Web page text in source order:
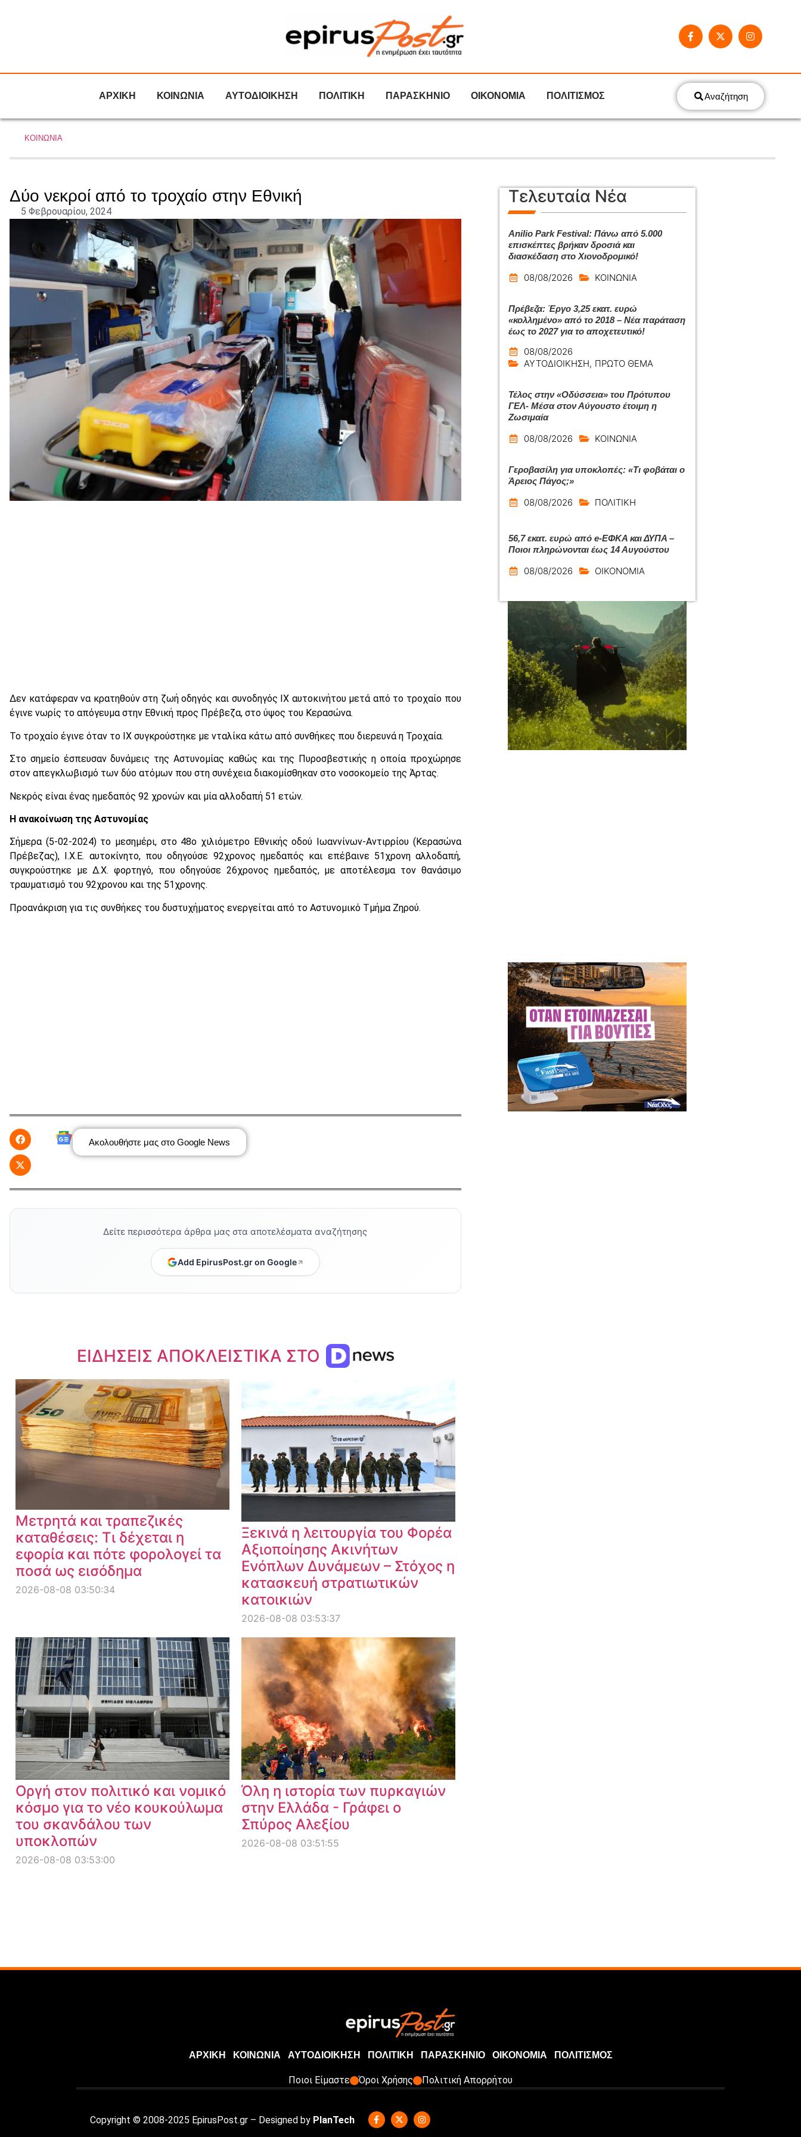
ΑΡΧΙΚΗ ΚΟΙΝΩΝΙΑ ΑΥΤΟΔΙΟΙΚΗΣΗ ΠΟΛΙΤΙΚΗ ΠΑΡΑΣΚΗΝΙΟ ΟΙΚΟΝΟΜΙΑ ΠΟΛΙΤΙΣΜΟΣ Αναζήτηση
ΚΟΙΝΩΝΙΑ
Δύο νεκροί από το τροχαίο στην Εθνική
5 Φεβρουαρίου, 2024
Δεν κατάφεραν να κρατηθούν στη ζωή οδηγός και συνοδηγός ΙΧ αυτοκινήτου μετά από το τροχαίο που
έγινε νωρίς το απόγευμα στην Εθνική προς Πρέβεζα, στο ύψος του Κερασώνα.
Το τροχαίο έγινε όταν το ΙΧ συγκρούστηκε με νταλίκα κάτω από συνθήκες που διερευνά η Τροχαία.
Στο σημείο έσπευσαν δυνάμεις της Αστυνομίας καθώς και της Πυροσβεστικής η οποία προχώρησε
στον απεγκλωβισμό των δύο ατόμων που στη συνέχεια διακομίσθηκαν στο νοσοκομείο της Άρτας.
Νεκρός είναι ένας ημεδαπός 92 χρονών και μία αλλοδαπή 51 ετών.
Η ανακοίνωση της Αστυνομίας
Σήμερα (5-02-2024) το μεσημέρι, στο 48ο χιλιόμετρο Εθνικής οδού Ιωαννίνων-Αντιρρίου (Κερασώνα
Πρέβεζας), Ι.Χ.Ε. αυτοκίνητο, που οδηγούσε 92χρονος ημεδαπός και επέβαινε 51χρονη αλλοδαπή,
συγκρούστηκε με Δ.Χ. φορτηγό, που οδηγούσε 26χρονος ημεδαπός, με αποτέλεσμα τον θανάσιμο
τραυματισμό του 92χρονου και της 51χρονης.
Προανάκριση για τις συνθήκες του δυστυχήματος ενεργείται από το Αστυνομικό Τμήμα Ζηρού.
Ακολουθήστε μας στο Google News
Δείτε περισσότερα άρθρα μας στα αποτελέσματα αναζήτησης
Add EpirusPost.gr on Google
ΕΙΔΗΣΕΙΣ ΑΠΟΚΛΕΙΣΤΙΚΑ ΣΤΟ
Dnews.gr
Μετρητά και τραπεζικές
καταθέσεις: Τι δέχεται η
εφορία και πότε φορολογεί τα
ποσά ως εισόδημα
2026-08-08 03:50:34
Ξεκινά η λειτουργία του Φορέα
Αξιοποίησης Ακινήτων
Ενόπλων Δυνάμεων – Στόχος η
κατασκευή στρατιωτικών
κατοικιών
2026-08-08 03:53:37
Οργή στον πολιτικό και νομικό
κόσμο για το νέο κουκούλωμα
του σκανδάλου των
υποκλοπών
2026-08-08 03:53:00
Όλη η ιστορία των πυρκαγιών
στην Ελλάδα - Γράφει ο
Σπύρος Αλεξίου
2026-08-08 03:51:55
Τελευταία Νέα
Anilio Park Festival: Πάνω από 5.000
επισκέπτες βρήκαν δροσιά και
διασκέδαση στο Χιονοδρομικό!
08/08/2026 ΚΟΙΝΩΝΙΑ
Πρέβεζα: Έργο 3,25 εκατ. ευρώ
«κολλημένο» από το 2018 – Νέα παράταση
έως το 2027 για το αποχετευτικό!
08/08/2026
ΑΥΤΟΔΙΟΙΚΗΣΗ, ΠΡΩΤΟ ΘΕΜΑ
Τέλος στην «Οδύσσεια» του Πρότυπου
ΓΕΛ- Μέσα στον Αύγουστο έτοιμη η
Ζωσιμαία
08/08/2026 ΚΟΙΝΩΝΙΑ
Γεροβασίλη για υποκλοπές: «Τι φοβάται ο
Άρειος Πάγος;»
08/08/2026 ΠΟΛΙΤΙΚΗ
56,7 εκατ. ευρώ από e-ΕΦΚΑ και ΔΥΠΑ –
Ποιοι πληρώνονται έως 14 Αυγούστου
08/08/2026 ΟΙΚΟΝΟΜΙΑ
ΑΡΧΙΚΗ ΚΟΙΝΩΝΙΑ ΑΥΤΟΔΙΟΙΚΗΣΗ ΠΟΛΙΤΙΚΗ ΠΑΡΑΣΚΗΝΙΟ ΟΙΚΟΝΟΜΙΑ ΠΟΛΙΤΙΣΜΟΣ
Ποιοι Είμαστε Όροι Χρήσης Πολιτική Απορρήτου
Copyright © 2008-2025 EpirusPost.gr – Designed by PlanTech